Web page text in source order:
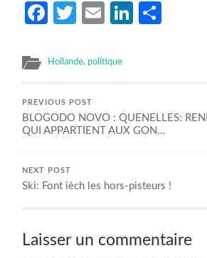
Facebook
Twitter
EmailLinkedIn
Hollande, politique
PREVIOUS POST
BLOGODO NOVO : QUENELLES:
QUI APPARTIENT AUX GON…
NEXT POST
Ski: Font ièch les hors-pisteurs !
Laisser un commentaire